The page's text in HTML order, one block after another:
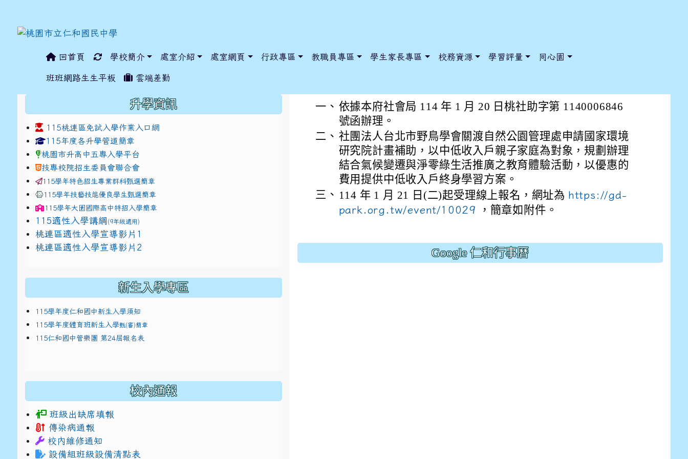
回首頁 學校簡介 處室介紹 處室網頁 行政專區 教職員專區 學生家長專區 校務資源 學習評量 同心園
班班網路生生平板 雲端差勤
社團法人台北市野鳥學會關渡自然公園管理處辦理中
一、 依據本府社會局 114 年 1 月 20 日桃社助字第 1140006846
號函辦理。
二、 社團法人台北市野鳥學會關渡自然公園管理處申請國家環境
研究院計畫補助，以中低收入戶親子家庭為對象，規劃辦理
結合氣候變遷與淨零綠生活推廣之教育體驗活動，以優惠的
費用提供中低收入戶終身學習方案。
三、 114 年 1 月 21 日(二)起受理線上報名，網址為 https://gd-
park.org.tw/event/10029
，簡章如附件。
Google 仁和行事曆
升學資訊
115桃連區免試入學作業入口網
link to https://www.jhjhs.tyc.edu.tw/modules/tadnews/index.php?nsn=5425
115年度各升學管道簡章link to http://tyc.entry.edu.tw/NoExamImitate_TL/NoExamImitateHome/Page/Public/ChooseSys?s=05 style=font-size: 1rem; background-
link to http://tyc.entry.edu.tw/NoExamImitate_TL/NoExamImitateHome/Page/Public/ChooseSys?s=05 style=font-size: 1rem; background-
桃園市升高中五專入學平台
技專校院招生委員會聯合會
115學年特色招生專業群科甄選簡章
115學年技藝技能優良學生甄選簡章
115學年大園國際高中特招入學簡章
115適性入學講綱 (9年級適用)
link to https://docs.google.com/presentation/d/1x3bih9gNpRNolaz0znBOn--g7OisECve/
桃連區適性入學宣導影片1
link to https://docs.google.com/presentation/d/1x3bih9gNpRNolaz0znBOn--g7OisECve/
桃連區適性入學宣導影片2 link to https://docs.go114適性入學講綱 ogle.com/presentation/d/
新生入學專區
115學年度仁和國中新生入學須知
115學年度體育班新生入學甄(審)簡章
115仁和國中管樂團 第24屆報名表
校內通報
班級出缺席填報
傳染病通報
校內維修通知
設備組班級設備清點表